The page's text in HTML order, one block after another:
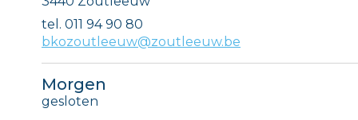
tel. 011 94 90 80
E-
bkozoutleeuw@zoutleeuw.be
Morgen
gesloten